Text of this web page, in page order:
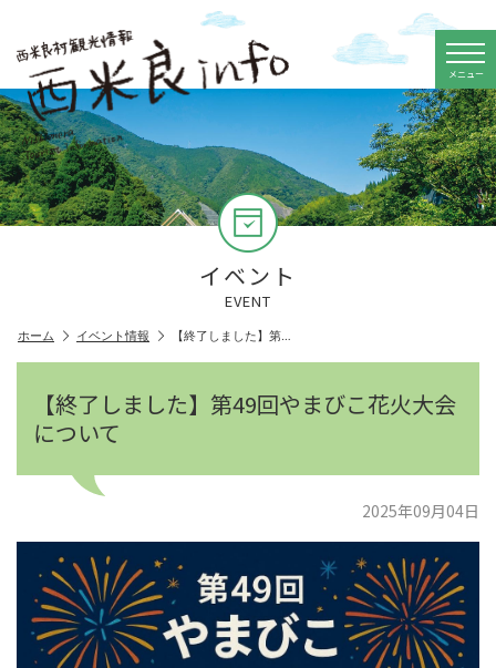
メニュー
イベント
EVENT
ホーム イベント情報 【終了しました】第…
【終了しました】第49回やまびこ花火大会
について
2025年09月04日